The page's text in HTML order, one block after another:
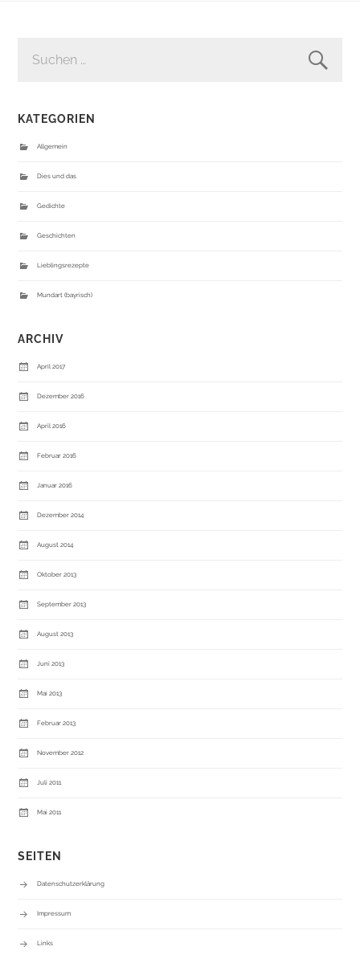
KATEGORIEN
Allgemein
Dies und das
Gedichte
Geschichten
Lieblingsrezepte
Mundart (bayrisch)
ARCHIV
April 2017
Dezember 2016
April 2016
Februar 2016
Januar 2016
Dezember 2014
August 2014
Oktober 2013
September 2013
August 2013
Juni 2013
Mai 2013
Februar 2013
November 2012
Juli 2011
Mai 2011
SEITEN
Datenschutzerklärung
Impressum
Links